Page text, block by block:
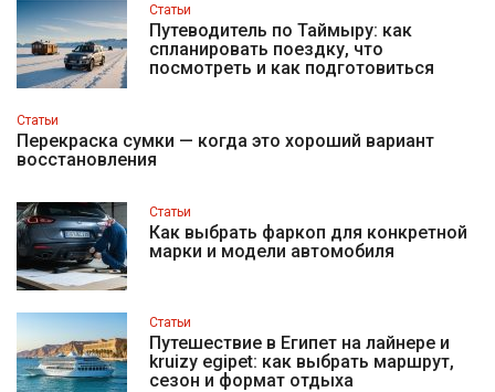
Статьи
Путеводитель по Таймыру: как
спланировать поездку, что
посмотреть и как подготовиться
Статьи
Перекраска сумки — когда это хороший вариант
восстановления
Статьи
Как выбрать фаркоп для конкретной
марки и модели автомобиля
Статьи
Путешествие в Египет на лайнере и
kruizy egipet: как выбрать маршрут,
сезон и формат отдыха